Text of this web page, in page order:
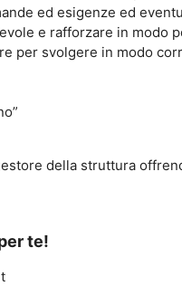
ed esigenze ed
e rafforzare in modo
per svolgere in modo
della struttura
te!